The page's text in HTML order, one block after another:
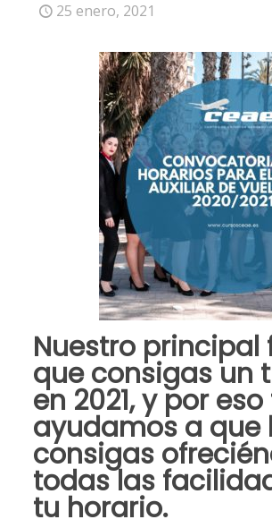
25 enero, 2021
Nuestro principal
que consigas un
en 2021, y por
ayudamos a que
consigas
todas las
tu horario.